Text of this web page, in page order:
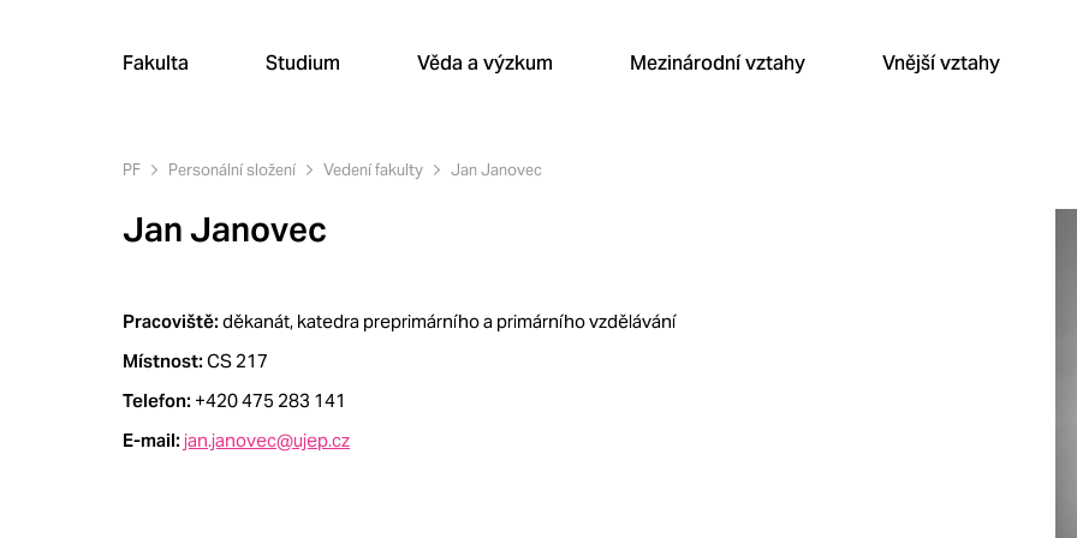
Fakulta Studium Věda a výzkum Mezinárodní vztahy Vnější vztahy
PF Personální složení Vedení fakulty Jan Janovec
Jan Janovec
Pracoviště: děkanát, katedra preprimárního a primárního vzdělávání
Místnost: CS 217
Telefon: +420 475 283 141
E-mail: jan.janovec@ujep.cz